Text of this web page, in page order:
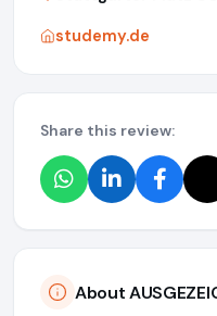
studemy.de
Share this review:
About